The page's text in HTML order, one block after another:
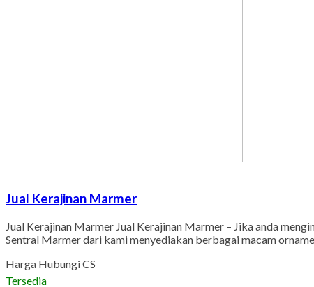
Jual Kerajinan Marmer
Jual Kerajinan Marmer Jual Kerajinan Marmer – Jika anda
Sentral Marmer dari kami menyediakan berbagai macam
Harga Hubungi CS
Tersedia